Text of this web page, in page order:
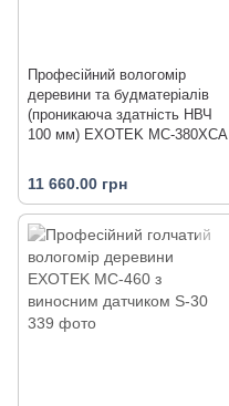
Професійний вологомір
деревини та будматеріалів
(проникаюча здатність НВЧ
100 мм) EXOTEK MC-380XCA
11 660.00 грн